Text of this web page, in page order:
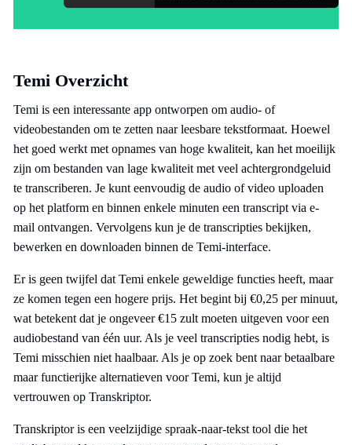
Temi Overzicht
Temi is een interessante app ontworpen om audio- of
videobestanden om te zetten naar leesbare tekstformaat. Hoewel
het goed werkt met opnames van hoge kwaliteit, kan het moeilijk
zijn om bestanden van lage kwaliteit met veel achtergrondgeluid
te transcriberen. Je kunt eenvoudig de audio of video uploaden
op het platform en binnen enkele minuten een transcript via e-
mail ontvangen. Vervolgens kun je de transcripties bekijken,
bewerken en downloaden binnen de Temi-interface.
Er is geen twijfel dat Temi enkele geweldige functies heeft, maar
ze komen tegen een hogere prijs. Het begint bij €0,25 per minuut,
wat betekent dat je ongeveer €15 zult moeten uitgeven voor een
audiobestand van één uur. Als je veel transcripties nodig hebt, is
Temi misschien niet haalbaar. Als je op zoek bent naar betaalbare
maar functierijke alternatieven voor Temi, kun je altijd
vertrouwen op Transkriptor.
Transkriptor is een veelzijdige spraak-naar-tekst tool die het